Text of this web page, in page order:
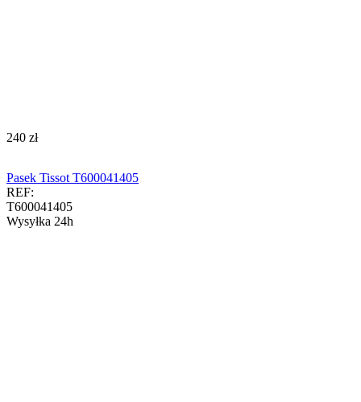
‍240‍ zł
Pasek Tissot T600041405
REF:
T600041405
Wysyłka 24h